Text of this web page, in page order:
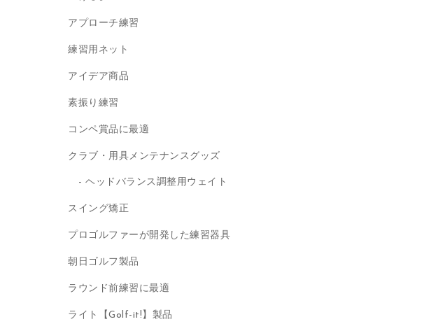
アプローチ練習
練習用ネット
アイデア商品
素振り練習
コンペ賞品に最適
クラブ・用具メンテナンスグッズ
ヘッドバランス調整用ウェイト
スイング矯正
プロゴルファーが開発した練習器具
朝日ゴルフ製品
ラウンド前練習に最適
ライト【Golf-it!】製品